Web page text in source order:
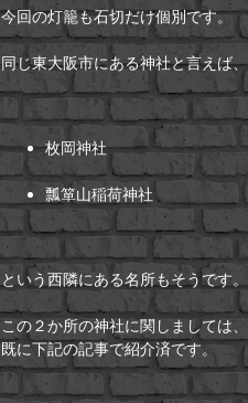
今回の灯籠も石切だけ個別です。
同じ東大阪市にある神社と言えば、
枚岡神社
瓢箪山稲荷神社
という西隣にある名所もそうです。
この２か所の神社に関しましては、
既に下記の記事で紹介済です。